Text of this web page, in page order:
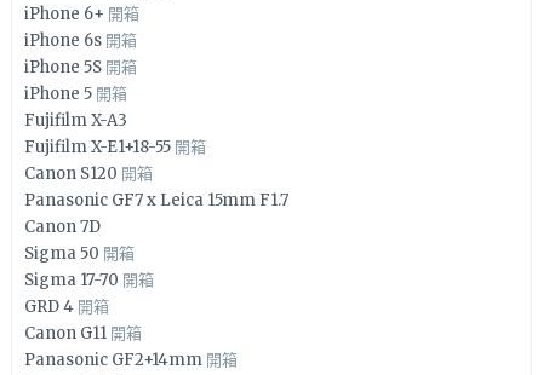
iPhone 6+ 開箱
iPhone 6s 開箱
iPhone 5S 開箱
iPhone 5 開箱
Fujifilm X-A3
Fujifilm X-E1+18-55 開箱
Canon S120 開箱
Panasonic GF7 x Leica 15mm F1.7
Canon 7D
Sigma 50 開箱
Sigma 17-70 開箱
GRD 4 開箱
Canon G11 開箱
Panasonic GF2+14mm 開箱